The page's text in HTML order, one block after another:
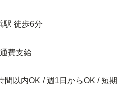
駅 徒歩6分
費支給
間以内OK / 週1日からOK / 短期